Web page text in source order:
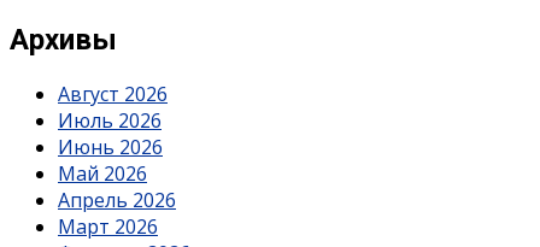
Архивы
Август 2026
Июль 2026
Июнь 2026
Май 2026
Апрель 2026
Март 2026